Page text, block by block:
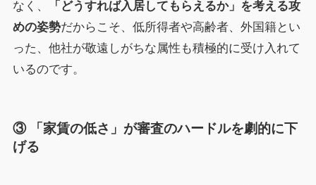
なく、
「どうすれば入居してもらえるか」を考える攻
めの姿勢だからこそ、低所得者や高齢者、外国籍とい
った、他社が敬遠しがちな属性も積極的に受け入れて
いるのです。
③ 「家賃の低さ」が審査のハードルを劇的に下
げる